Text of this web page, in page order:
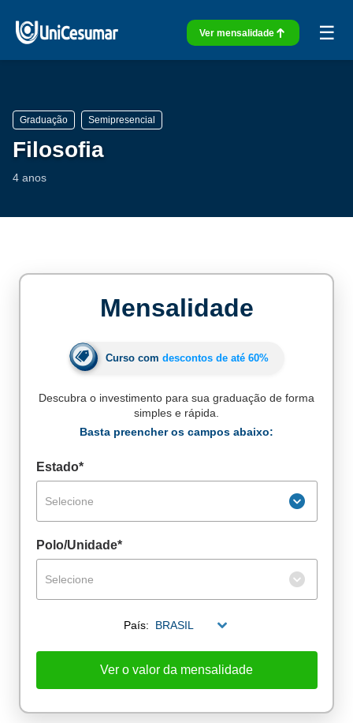
Ver mensalidade ☰
Graduação Semipresencial
Filosofia
4 anos
Mensalidade
Curso com descontos de até 60%
Descubra o investimento para sua graduação de forma
simples e rápida.
Basta preencher os campos abaixo:
Estado*
Selecione
Polo/Unidade*
Selecione
País: BRASIL
Ver o valor da mensalidade